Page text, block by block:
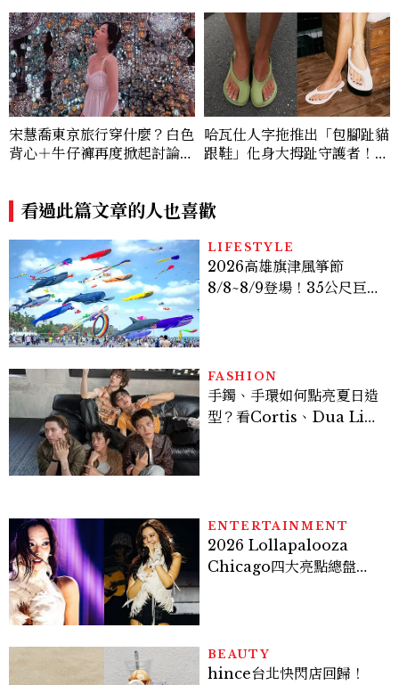
宋慧喬東京旅行穿什麼？白色
背心＋牛仔褲再度掀起討論，
哈瓦仕人字拖推出「包腳趾貓
跟鞋」化身大拇趾守護者！從
看過此篇文章的人也喜歡
LIFESTYLE
2026高雄旗津風箏節
8/8~8/9登場！35公尺巨大
FASHION
手鐲、手環如何點亮夏日造
型？看Cortis、Dua Lip
ENTERTAINMENT
2026 Lollapalooza
Chicago四大亮點總盤
BEAUTY
hince台北快閃店回歸！